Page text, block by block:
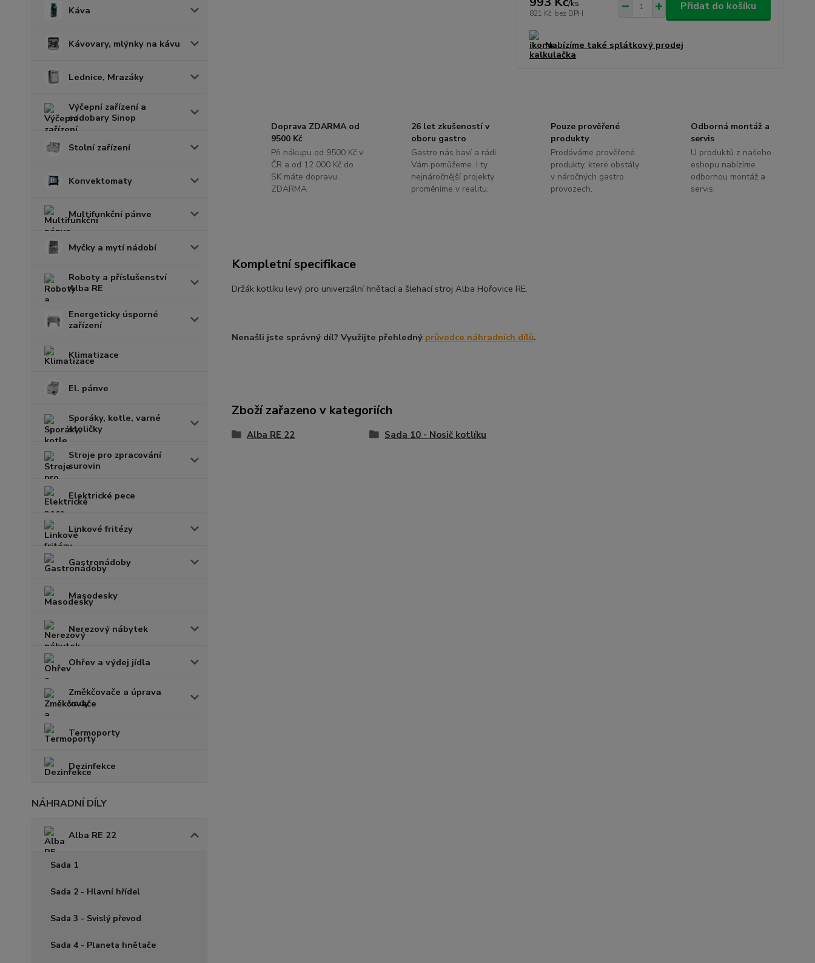
Káva
Kávovary, mlýnky na kávu
Lednice, Mrazáky
Výčepní zařízení a
sodobary Sinop
Stolní zařízení
Konvektomaty
Multifunkční pánve
Myčky a mytí nádobí
Roboty a příslušenství
Alba RE
Energeticky úsporné
zařízení
Klimatizace
El. pánve
Sporáky, kotle, varné
stoličky
Stroje pro zpracování
surovin
Elektrické pece
Linkové fritézy
Gastronádoby
Masodesky
Nerezový nábytek
Ohřev a výdej jídla
Změkčovače a úprava
vody
Termoporty
Dezinfekce
NÁHRADNÍ DÍLY
Alba RE 22
Sada 1
Sada 2 - Hlavní hřídel
Sada 3 - Svislý převod
Sada 4 - Planeta hnětače
/ks
821 Kč bez DPH
Přidat do košíku
Nabízíme také splátkový prodej
Doprava ZDARMA od
9500 Kč
Při nákupu od 9500 Kč v
ČR a od 12 000 Kč do
SK máte dopravu
ZDARMA
26 let zkušeností v
oboru gastro
Gastro nás baví a rádi
Vám pomůžeme. I ty
nejnáročnější projekty
proměníme v realitu.
Pouze prověřené
produkty
Prodáváme prověřené
produkty, které obstály
v náročných gastro
provozech.
Odborná montáž a
servis
U produktů z našeho
eshopu nabízíme
odbornou montáž a
servis.
Kompletní specifikace
Držák kotlíku levý pro univerzální hnětací a šlehací stroj Alba Hořovice RE.
Nenašli jste správný díl? Využijte přehledný průvodce náhradních dílů.
Zboží zařazeno v kategoriích
Alba RE 22 Sada 10 - Nosič kotlíku